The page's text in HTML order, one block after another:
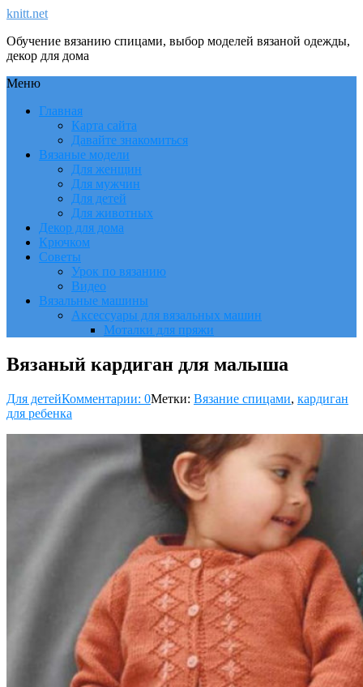
knitt.net
Обучение вязанию спицами, выбор моделей вязаной одежды,
декор для дома
Меню
Главная
Карта сайта
Давайте знакомиться
Вязаные модели
Для женщин
Для мужчин
Для детей
Для животных
Декор для дома
Крючком
Советы
Урок по вязанию
Видео
Вязальные машины
Аксессуары для вязальных машин
Моталки для пряжи
Вязаный кардиган для малыша
Для детейКомментарии: 0Метки: Вязание спицами, кардиган
для ребенка